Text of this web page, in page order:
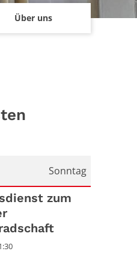
Über uns
Sonntag
2026
zum